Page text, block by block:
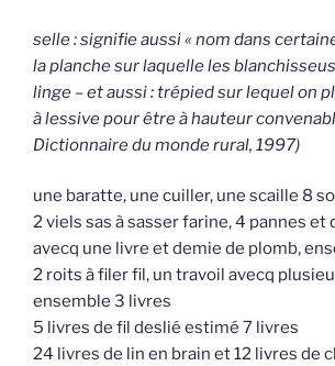
selle : signifie aussi « nom dans
la planche sur laquelle les
linge – et aussi : trépied sur lequel on
à lessive pour être à hauteur
Dictionnaire du monde rural, 1997)
une baratte, une cuiller, une scaille 8
2 viels sas à sasser farine, 4 pannes et
avecq une livre et demie de plomb,
2 roits à filer fil, un travoil avecq
ensemble 3 livres
5 livres de fil deslié estimé 7 livres
24 livres de lin en brain et 12 livres de